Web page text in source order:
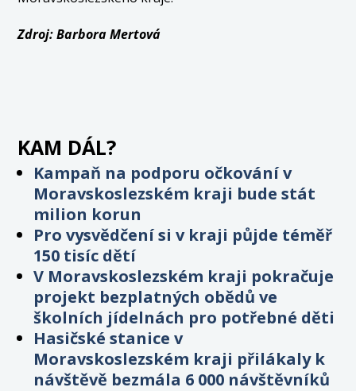
Zdroj: Barbora Mertová
KAM DÁL?
Kampaň na podporu očkování v
Moravskoslezském kraji bude stát
milion korun
Pro vysvědčení si v kraji půjde téměř
150 tisíc dětí
V Moravskoslezském kraji pokračuje
projekt bezplatných obědů ve
školních jídelnách pro potřebné děti
Hasičské stanice v
Moravskoslezském kraji přilákaly k
návštěvě bezmála 6 000 návštěvníků